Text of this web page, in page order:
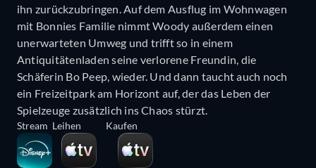
ihn zurückzubringen. Auf dem Ausflug im Wohnwagen
mit Bonnies Familie nimmt Woody außerdem einen
unerwarteten Umweg und trifft so in einem
Antiquitätenladen seine verlorene Freundin, die
Schäferin Bo Peep, wieder. Und dann taucht auch noch
ein Freizeitpark am Horizont auf, der das Leben der
Spielzeuge zusätzlich ins Chaos stürzt.
Stream Leihen Kaufen